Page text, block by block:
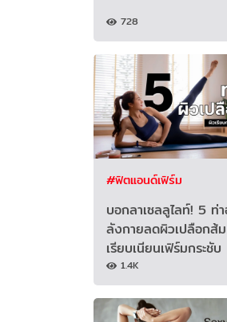
728
#ฟิตแอนด์เฟิร์ม
บอกลาเซลลูไลท์! 5 ท่
ลังกายลดผิวเปลือกส้
เรียบเนียนเฟิร์มกระชับ
1.4K